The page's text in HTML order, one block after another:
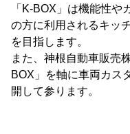
「K-BOX」は機能性や
の方に利用されるキッ
を目指します。
また、神根自動車販売
BOX」を軸に車両カス
開して参ります。